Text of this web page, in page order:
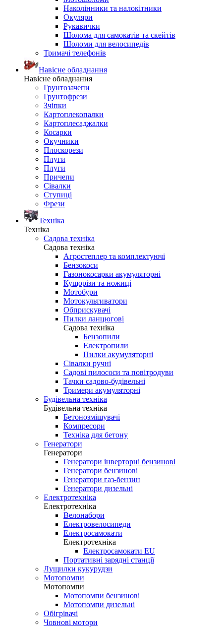
Наколінники та налокітники
Окуляри
Рукавички
Шолома для самокатів та скейтів
Шоломи для велосипедів
Тримачі телефонів
Навісне обладнання
Навісне обладнання
Грунтозачепи
Грунтофрези
Зчіпки
Картоплекопалки
Картоплесаджалки
Косарки
Окучники
Плоскорези
Плуги
Плуги
Причепи
Сівалки
Ступиці
Фрези
Техніка
Техніка
Садова техніка
Садова техніка
Агростеплер та комплектуючі
Бензокоси
Газонокосарки акумуляторні
Кущорізи та ножиці
Мотобури
Мотокультиватори
Обприскувачі
Пилки ланцюгові
Садова техніка
Бензопили
Електропили
Пилки акумуляторні
Сівалки ручні
Садові пилососи та повітродуви
Тачки садово-будівельні
Тримери акумуляторні
Будівельна техніка
Будівельна техніка
Бетонозмішувачі
Компресори
Техніка для бетону
Генератори
Генератори
Генератори інверторні бензинові
Генератори бензинові
Генератори газ-бензин
Генератори дизельні
Електротехніка
Електротехніка
Велонабори
Електровелосипеди
Електросамокати
Електротехніка
Електросамокати EU
Портативні зарядні станції
Лущилки кукурудзи
Мотопомпи
Мотопомпи
Мотопомпи бензинові
Мотопомпи дизельні
Обігрівачі
Човнові мотори